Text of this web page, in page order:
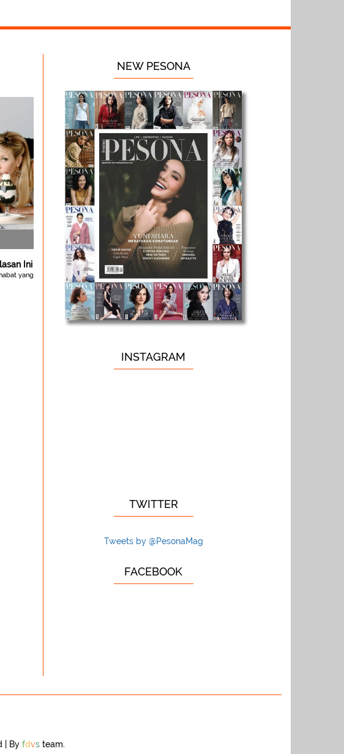
Ini
yang
NEW PESONA
INSTAGRAM
TWITTER
Tweets by @PesonaMag
FACEBOOK
| By fdvsteam.